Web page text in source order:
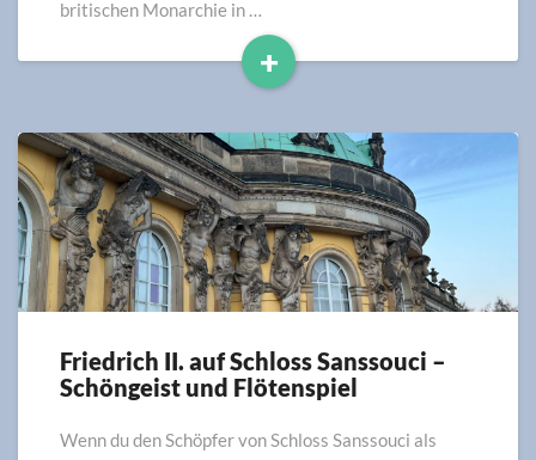
britischen Monarchie in …
+
Read
Friedrich
II.
Schloss
Friedrich II. auf Schloss Sanssouci –
Schöngeist und Flötenspiel
Wenn du den Schöpfer von Schloss Sanssouci als